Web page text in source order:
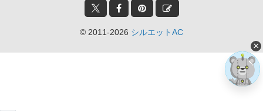
© 2011-2026 シルエットAC
×